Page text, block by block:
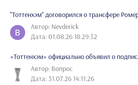
"Тоттенхэм" договорился о трансфере
Автор: Nevderick
Дата: 01.08.26 18:29:32
«Тоттенхэм» официально объявил о
Автор: Вопрос
Дата: 31.07.26 14:11:26